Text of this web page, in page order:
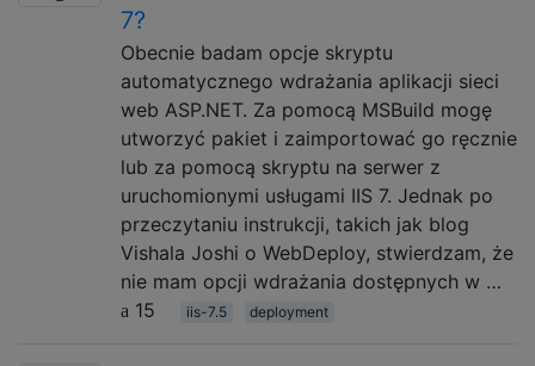
7?
Obecnie badam opcje skryptu
automatycznego wdrażania aplikacji sieci
web ASP.NET. Za pomocą MSBuild mogę
utworzyć pakiet i zaimportować go ręcznie
lub za pomocą skryptu na serwer z
uruchomionymi usługami IIS 7. Jednak po
przeczytaniu instrukcji, takich jak blog
Vishala Joshi o WebDeploy, stwierdzam, że
nie mam opcji wdrażania dostępnych w …
15
iis-7.5 deployment